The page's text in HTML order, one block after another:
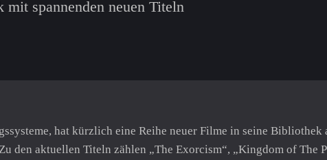
spannenden neuen Titeln
hat kürzlich eine Reihe neuer Filme in seine
den aktuellen Titeln zählen „The Exorcism“, „Kingdom of The